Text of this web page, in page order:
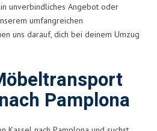
unverbindliches Angebot oder
umfangreichen
uns darauf, dich bei deinem Umzug
Pamplona